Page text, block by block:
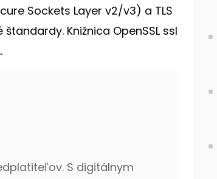
Sockets Layer v2/v3) a TLS
Knižnica OpenSSL ssl
S digitálnym